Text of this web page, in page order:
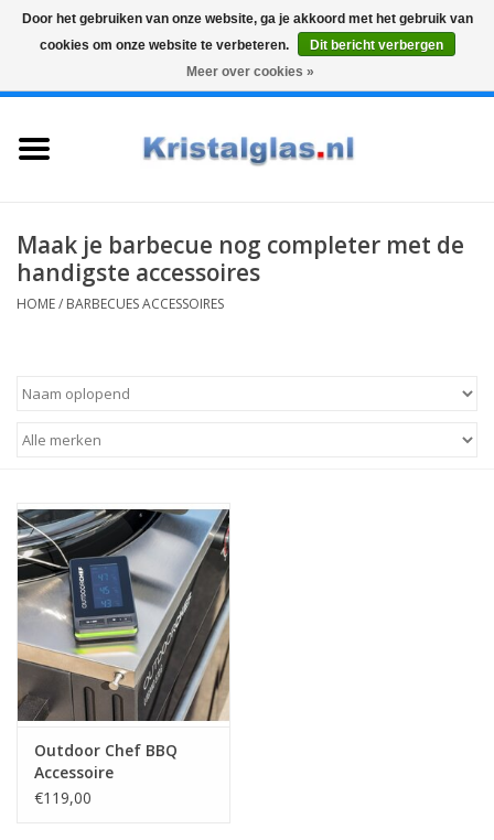
Graveren
Karaffen
Glas graveren
Bar & Wijn
Maak je barbecue nog completer met de
handigste accessoires
HOME/ BARBECUES ACCESSOIRES
Outdoor Chef BBQ
Accessoire
Kerntemperatuurmeter
€119,00
Door het gebruiken van onze website, ga je akkoord met het gebruik van
cookies om onze website te verbeteren.
Dit bericht verbergen
Meer over cookies »